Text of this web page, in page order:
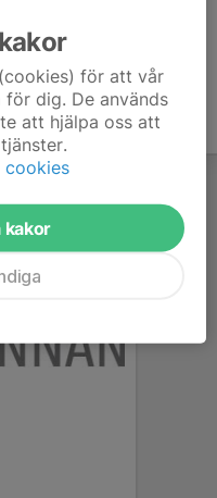
för att vår
dig. De används
att hjälpa oss att
cookies
kakor